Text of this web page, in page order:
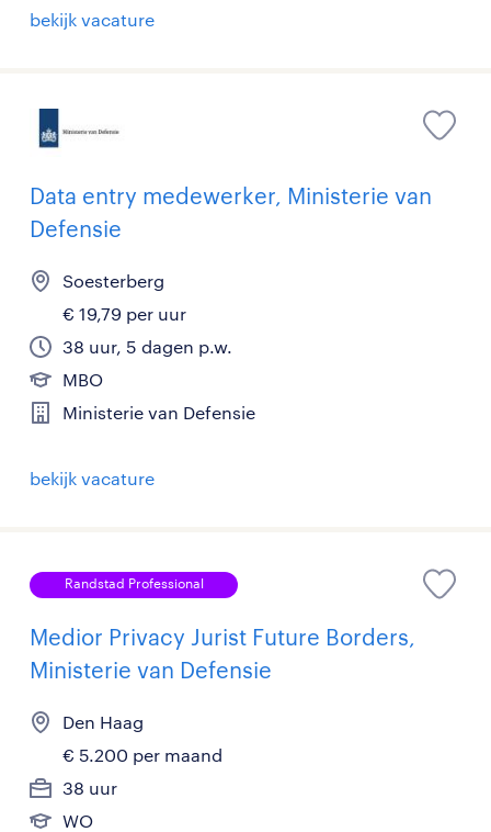
bekijk vacature
Data entry medewerker, Ministerie van
Defensie
Soesterberg
€ 19,79 per uur
38 uur, 5 dagen p.w.
MBO
Ministerie van Defensie
bekijk vacature
Randstad Professional
Medior Privacy Jurist Future Borders,
Ministerie van Defensie
Den Haag
€ 5.200 per maand
38 uur
WO